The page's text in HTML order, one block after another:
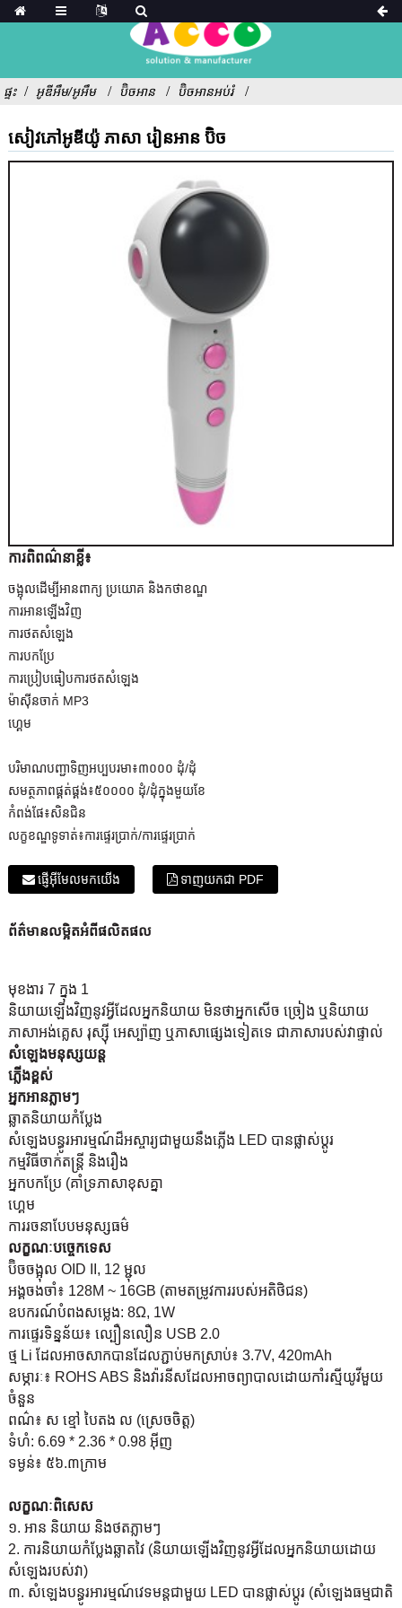
ផ្ទះ អូឌីអឹម/អូអឹម ប៊ិចអាន ប៊ិចអានអប់រំ
សៀវភៅអូឌីយ៉ូ ភាសា រៀនអាន ប៊ិច
ការពិពណ៌នាខ្លី៖
ចង្អុល​ដើម្បី​អាន​ពាក្យ ប្រយោគ និង​កថាខណ្ឌ
ការអានឡើងវិញ
ការថតសំឡេង
ការបកប្រែ
ការប្រៀបធៀបការថតសំឡេង
ម៉ាស៊ីនចាក់ MP3
ហ្គេម
បរិមាណបញ្ជាទិញអប្បបរមា៖៣០០០ ដុំ/ដុំ
សមត្ថភាពផ្គត់ផ្គង់៖៥០០០០ ដុំ/ដុំក្នុងមួយខែ
កំពង់ផែ៖សិនជិន
លក្ខខណ្ឌទូទាត់៖ការផ្ទេរប្រាក់/ការផ្ទេរប្រាក់
ផ្ញើអ៊ីមែលមកយើង ទាញយកជា PDF
ព័ត៌មានលម្អិតអំពីផលិតផល
មុខងារ 7 ក្នុង 1
និយាយឡើងវិញនូវអ្វីដែលអ្នកនិយាយ មិនថាអ្នកសើច ច្រៀង ឬនិយាយ
ភាសាអង់គ្លេស រុស្ស៊ី អេស្ប៉ាញ ឬភាសាផ្សេងទៀតទេ ជាភាសារបស់វាផ្ទាល់
សំឡេងមនុស្សយន្ត
ភ្លើង​ខ្ពស់
អ្នកអានភ្លាមៗ
ឆ្លាតនិយាយកំប្លែង
សំឡេង​បន្ធូរ​អារម្មណ៍​ដ៏​អស្ចារ្យ​ជាមួយ​នឹង​ភ្លើង LED បាន​ផ្លាស់ប្ដូរ
កម្មវិធីចាក់តន្ត្រី និងរឿង
អ្នកបកប្រែ (គាំទ្រភាសាខុសគ្នា
ហ្គេម
ការរចនាបែបមនុស្សធម៌
លក្ខណៈបច្ចេកទេស
ប៊ិច​ចង្អុល OID II, 12 ម្ជុល
អង្គចងចាំ៖ 128M ~ 16GB (តាមតម្រូវការរបស់អតិថិជន)
ឧបករណ៍បំពងសម្លេង: 8Ω, 1W
ការផ្ទេរទិន្នន័យ៖ ល្បឿនលឿន USB 2.0
ថ្ម Li ដែលអាចសាកបានដែលភ្ជាប់មកស្រាប់៖ 3.7V, 420mAh
សម្ភារៈ៖ ROHS ABS និងវ៉ារនីសដែលអាចព្យាបាលដោយកាំរស្មីយូវីមួយ
ចំនួន
ពណ៌៖ ស ខ្មៅ បៃតង ល (ស្រេចចិត្ត)
ទំហំ: 6.69 * 2.36 * 0.98 អ៊ីញ
ទម្ងន់៖ ៥៦.៣ក្រាម
លក្ខណៈពិសេស
១. អាន និយាយ និងថតភ្លាមៗ
2. ការនិយាយកំប្លែងឆ្លាតវៃ (និយាយឡើងវិញនូវអ្វីដែលអ្នកនិយាយដោយ
សំឡេងរបស់វា)
៣. សំឡេង​បន្ធូរ​អារម្មណ៍​វេទមន្ត​ជាមួយ LED បាន​ផ្លាស់ប្ដូរ (សំឡេង​ធម្មជាតិ